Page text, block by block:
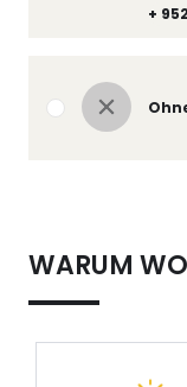
+
WARUM